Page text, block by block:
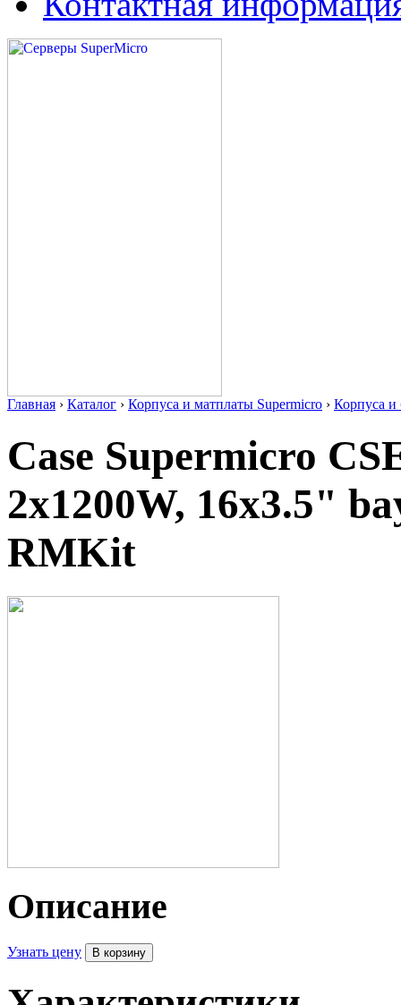
Главная › Каталог › Корпуса и матплаты Supermicro › Корпуса и
Case Supermicro
2x1200W, 16x3.5"
RMKit
Описание
Узнать цену